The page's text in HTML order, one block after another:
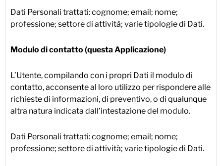
Dati Personali trattati: cognome; email; nome;
professione; settore di attività; varie tipologie di Dati.
Modulo di contatto (questa Applicazione)
L’Utente, compilando con i propri Dati il modulo di
contatto, acconsente al loro utilizzo per rispondere alle
richieste di informazioni, di preventivo, o di qualunque
altra natura indicata dall’intestazione del modulo.
Dati Personali trattati: cognome; email; nome;
professione; settore di attività; varie tipologie di Dati.